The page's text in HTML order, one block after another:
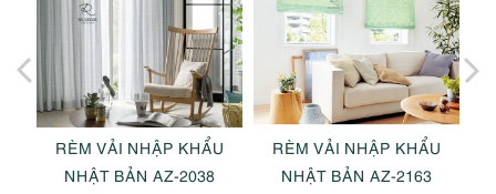
RÈM VẢI NHẬP KHẨU
NHẬT BẢN AZ-2038
RÈM VẢI NHẬP KHẨU
NHẬT BẢN AZ-2163